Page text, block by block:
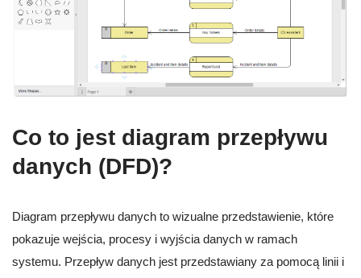
Co to jest diagram przepływu
danych (DFD)?
Diagram przepływu danych to wizualne przedstawienie, które
pokazuje wejścia, procesy i wyjścia danych w ramach
systemu. Przepływ danych jest przedstawiany za pomocą linii i